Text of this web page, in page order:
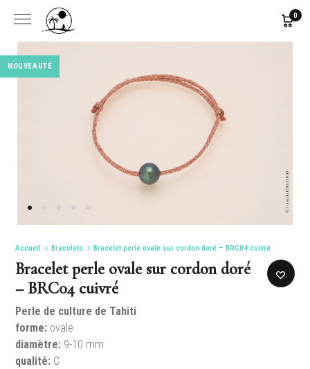
0
NOUVEAUTÉ
NOUVEAUTÉ
Accueil Bracelets Bracelet perle ovale sur cordon doré – BRC04 cuivré
Bracelet perle ovale sur cordon doré
– BRC04 cuivré
Perle de culture de Tahiti
forme: ovale
diamètre: 9-10 mm
qualité: C